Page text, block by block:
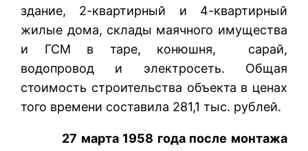
здание, 2-квартирный и 4-квартирный
жилые дома, склады маячного имущества
и ГСМ в таре, конюшня, сарай,
водопровод и электросеть. Общая
стоимость строительства объекта в ценах
того времени составила 281,1 тыс. рублей.
27 марта 1958 года после монтажа